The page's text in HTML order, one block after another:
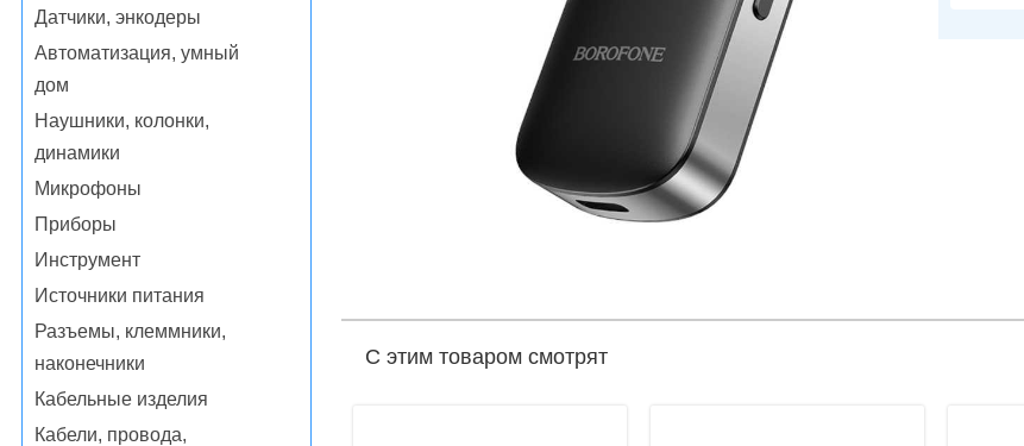
Датчики, энкодеры
Автоматизация, умный
дом
Наушники, колонки,
динамики
Микрофоны
Приборы
Инструмент
Источники питания
Разъемы, клеммники,
наконечники
Кабельные изделия
Кабели, провода,
С этим товаром смотрят